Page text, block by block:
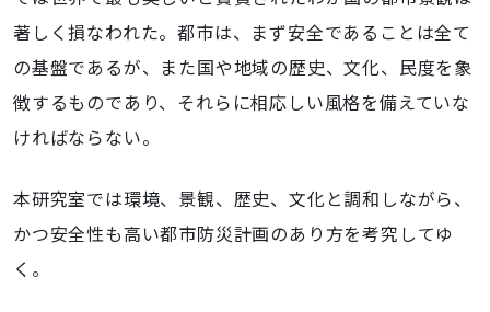
著しく損なわれた。都市は、まず安全であることは全て
の基盤であるが、また国や地域の歴史、文化、民度を象
徴するものであり、それらに相応しい風格を備えていな
ければならない。
本研究室では環境、景観、歴史、文化と調和しながら、
かつ安全性も高い都市防災計画のあり方を考究してゆ
く。